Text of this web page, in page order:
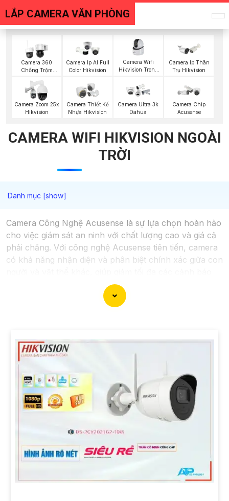
LẮP CAMERA VĂN PHÒNG
Camera 360
Chống Trộm
Camera Ip AI Full
Color Hikvision
Camera Wifi
Hikvision Trong
Camera Ip Thân
Trụ Hikvision
Camera Zoom 25x
Hikvision
Camera Thiết Kế
Nhựa Hikvision
Camera Ultra 3k
Dahua
Camera Chip
Acusense
CAMERA WIFI HIKVISION NGOÀI
TRỜI
Camera Công Nghệ Acusense là sự lựa chọn hoàn hảo
cho việc giám sát an ninh với chất lượng cao và giá cả
phải chăng. Với công nghệ Acusense tiên tiến, camera
có khả năng nhận diện và phân biệt chính xác giữa con
giả mạo. Đồng thời, chất lượng hình ảnh sắc nét và độ
phân giải cao giúp bạn quan sát mọi góc độ một cách
rõ ràng. Khám phá ngay và đầu tư vào Camera